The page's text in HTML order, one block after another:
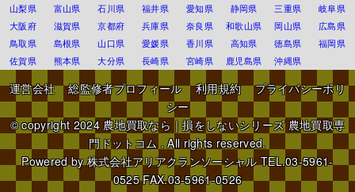
山梨県
富山県 石川県 福井県 愛知県 静岡県 三重県
岐阜県
大阪府
滋賀県 京都府 兵庫県 奈良県 和歌山県 岡山県
広島県
鳥取県
島根県 山口県 愛媛県 香川県 高知県 徳島県
福岡県
佐賀県
熊本県 大分県 長崎県 宮崎県 鹿児島県 沖縄県
運営会社 総監修者プロフィール 利用規約
プライバシーポリ
シー
© copyright 2024農地買取なら｜損をしないシリーズ 農地買取専
門ドットコム . All rights reserved.
Powered by株式会社アリアクランソーシャルTEL.03-5961-
0525 FAX.03-5961-0526